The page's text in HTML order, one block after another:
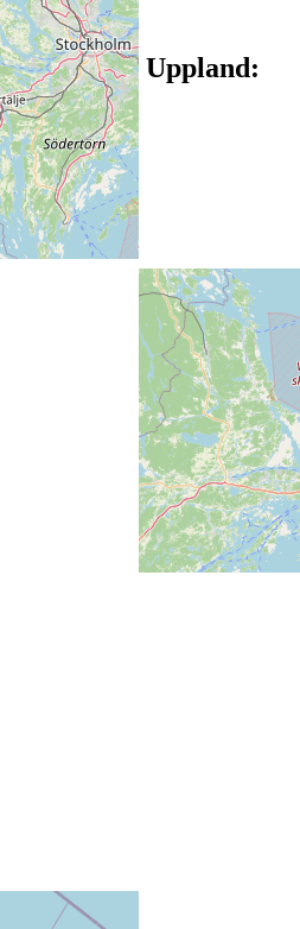
i Uppland: